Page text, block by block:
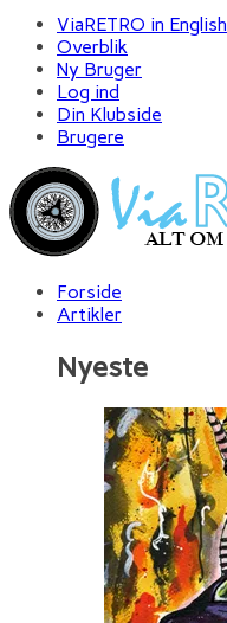
ViaRETRO in English
Overblik
Ny Bruger
Log ind
Din Klubside
Brugere
Forside
Artikler
Nyeste